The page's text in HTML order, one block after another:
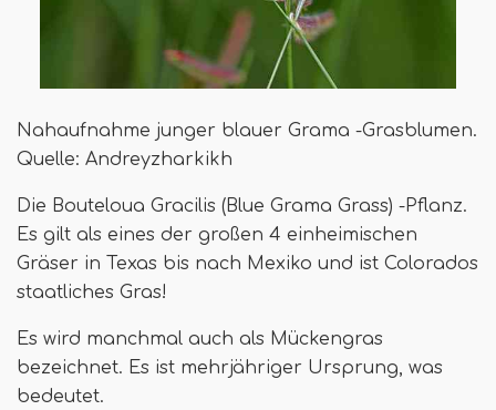
Nahaufnahme junger blauer Grama -Grasblumen.
Quelle: Andreyzharkikh
Die Bouteloua Gracilis (Blue Grama Grass) -Pflanz.
Es gilt als eines der großen 4 einheimischen
Gräser in Texas bis nach Mexiko und ist Colorados
staatliches Gras!
Es wird manchmal auch als Mückengras
bezeichnet. Es ist mehrjähriger Ursprung, was
bedeutet.